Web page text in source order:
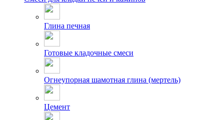
Глина печная
Готовые кладочные смеси
Огнеупорная шамотная глина (мертель)
Цемент